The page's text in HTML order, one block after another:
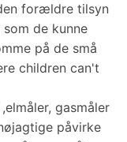
forældre tilsyn
de kunne
på de små
children can't
gasmåler
påvirke